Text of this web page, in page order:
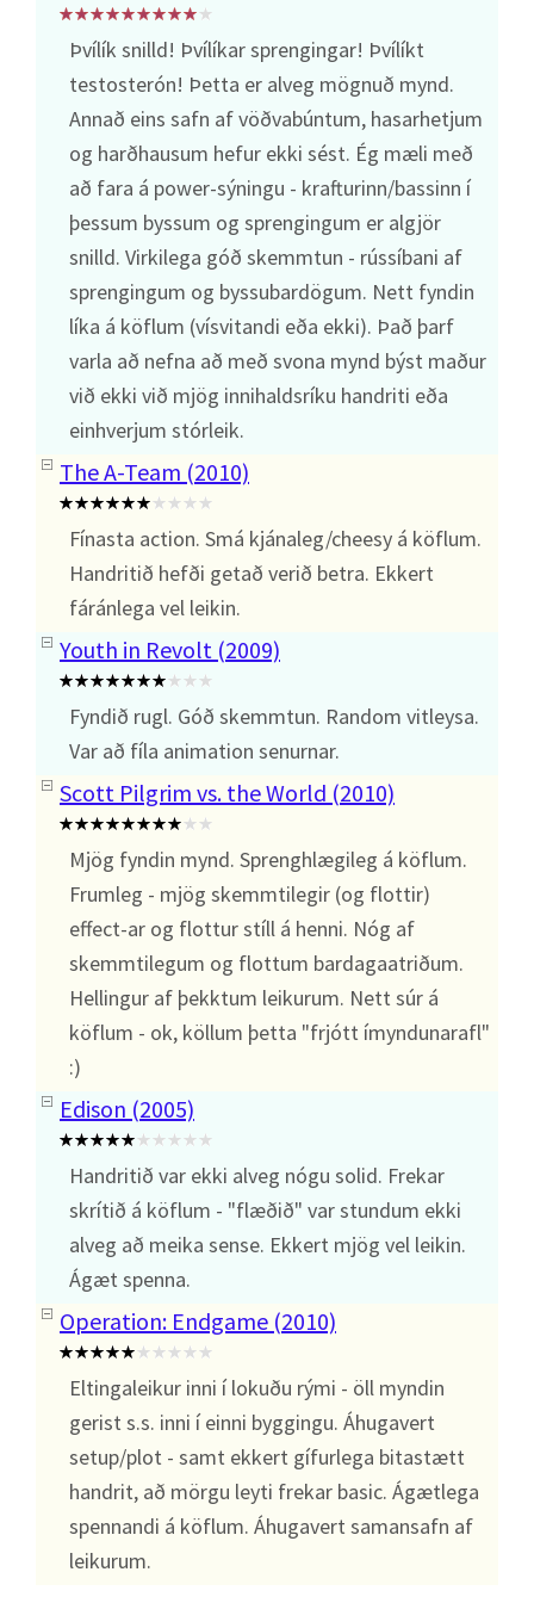
Þvílík snilld! Þvílíkar sprengingar! Þvílíkt
testosterón! Þetta er alveg mögnuð mynd.
Annað eins safn af vöðvabúntum, hasarhetjum
og harðhausum hefur ekki sést. Ég mæli með
að fara á power-sýningu - krafturinn/bassinn í
þessum byssum og sprengingum er algjör
snilld. Virkilega góð skemmtun - rússíbani af
sprengingum og byssubardögum. Nett fyndin
líka á köflum (vísvitandi eða ekki). Það þarf
varla að nefna að með svona mynd býst maður
við ekki við mjög innihaldsríku handriti eða
einhverjum stórleik.
The A-Team (2010)
Fínasta action. Smá kjánaleg/cheesy á köflum.
Handritið hefði getað verið betra. Ekkert
fáránlega vel leikin.
Youth in Revolt (2009)
Fyndið rugl. Góð skemmtun. Random vitleysa.
Var að fíla animation senurnar.
Scott Pilgrim vs. the World (2010)
Mjög fyndin mynd. Sprenghlægileg á köflum.
Frumleg - mjög skemmtilegir (og flottir)
effect-ar og flottur stíll á henni. Nóg af
skemmtilegum og flottum bardagaatriðum.
Hellingur af þekktum leikurum. Nett súr á
köflum - ok, köllum þetta "frjótt ímyndunarafl"
:)
Edison (2005)
Handritið var ekki alveg nógu solid. Frekar
skrítið á köflum - "flæðið" var stundum ekki
alveg að meika sense. Ekkert mjög vel leikin.
Ágæt spenna.
Operation: Endgame (2010)
Eltingaleikur inni í lokuðu rými - öll myndin
gerist s.s. inni í einni byggingu. Áhugavert
setup/plot - samt ekkert gífurlega bitastætt
handrit, að mörgu leyti frekar basic. Ágætlega
spennandi á köflum. Áhugavert samansafn af
leikurum.